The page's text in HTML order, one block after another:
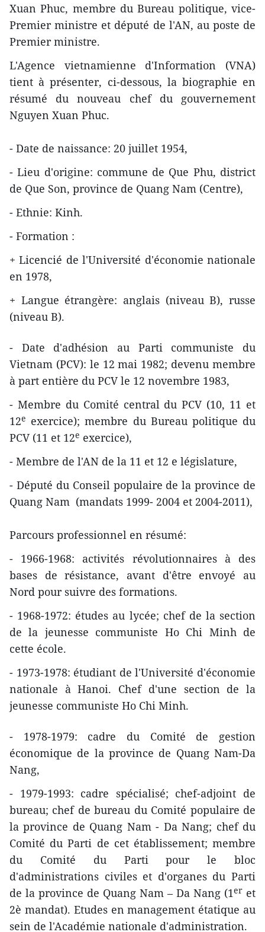
Xuan Phuc, membre du Bureau politique, vice-
Premier ministre et député de l'AN, au poste de
Premier ministre.
L'Agence vietnamienne d'Information (VNA)
tient à présenter, ci-dessous, la biographie en
résumé du nouveau chef du gouvernement
Nguyen Xuan Phuc.
- Date de naissance: 20 juillet 1954,
- Lieu d'origine: commune de Que Phu, district
de Que Son, province de Quang Nam (Centre),
- Ethnie: Kinh.
- Formation :
+ Licencié de l'Université d'économie nationale
en 1978,
+ Langue étrangère: anglais (niveau B), russe
(niveau B).
- Date d'adhésion au Parti communiste du
Vietnam (PCV): le 12 mai 1982; devenu membre
à part entière du PCV le 12 novembre 1983,
- Membre du Comité central du PCV (10, 11 et
12e exercice); membre du Bureau politique du
PCV (11 et 12e exercice),
- Membre de l'AN de la 11 et 12 e législature,
- Député du Conseil populaire de la province de
Quang Nam (mandats 1999- 2004 et 2004-2011),
Parcours professionnel en résumé:
- 1966-1968: activités révolutionnaires à des
bases de résistance, avant d'être envoyé au
Nord pour suivre des formations.
- 1968-1972: études au lycée; chef de la section
de la jeunesse communiste Ho Chi Minh de
cette école.
- 1973-1978: étudiant de l'Université d'économie
nationale à Hanoi. Chef d'une section de la
jeunesse communiste Ho Chi Minh.
- 1978-1979: cadre du Comité de gestion
économique de la province de Quang Nam-Da
Nang,
- 1979-1993: cadre spécialisé; chef-adjoint de
bureau; chef de bureau du Comité populaire de
la province de Quang Nam - Da Nang; chef du
Comité du Parti de cet établissement; membre
du Comité du Parti pour le bloc
d'administrations civiles et d'organes du Parti
de la province de Quang Nam – Da Nang (1er et
2è mandat). Etudes en management étatique au
sein de l'Académie nationale d'administration.